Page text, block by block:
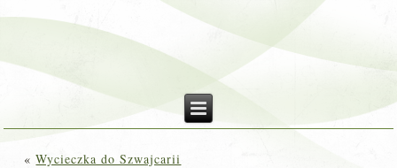
«Wycieczka do Szwajcarii